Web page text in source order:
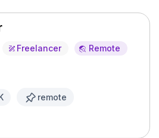
Freelancer Remote
remote